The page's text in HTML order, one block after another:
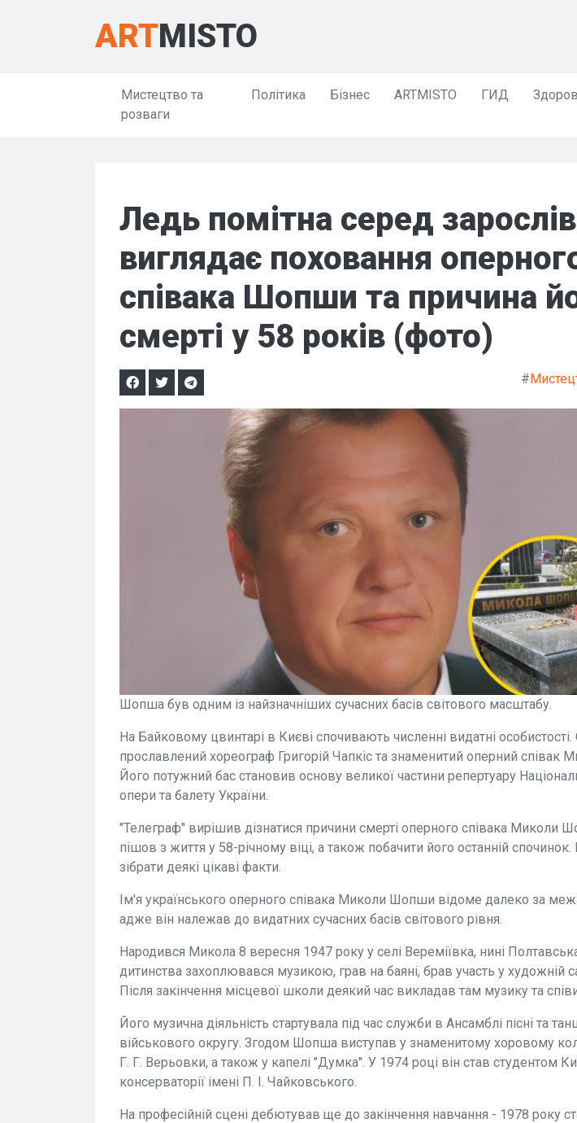
ARTMISTO
Мистецтво та
розваги
Політика Бізнес ARTMISTO ГИД
Ледь помітна серед
виглядає поховання
співака Шопши та причина
смерті у 58 років (фото)
#
Шопша був одним із найзначніших сучасних басів світового масштабу.
На Байковому цвинтарі в Києві спочивають численні видатні
прославлений хореограф Григорій Чапкіс та знаменитий оперний співак
Його потужний бас становив основу великої частини репертуару
опери та балету України.
"Телеграф" вирішив дізнатися причини смерті оперного співака Миколи
пішов з життя у 58-річному віці, а також побачити його останній
зібрати деякі цікаві факти.
Ім'я українського оперного співака Миколи Шопши відоме далеко за
адже він належав до видатних сучасних басів світового рівня.
Народився Микола 8 вересня 1947 року у селі Вереміївка, нині
дитинства захоплювався музикою, грав на баяні, брав участь у художній
Після закінчення місцевої школи деякий час викладав там музику та
Його музична діяльність стартувала під час служби в Ансамблі пісні та
військового округу. Згодом Шопша виступав у знаменитому хоровому
Г. Г. Верьовки, а також у капелі "Думка". У 1974 році він став студентом
консерваторії імені П. І. Чайковського.
На професійній сцені дебютував ще до закінчення навчання - 1978 року